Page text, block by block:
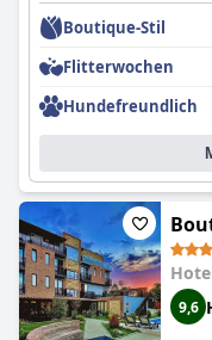
Boutique-Stil
Flitterwochen
Hundefreundlich
9,6